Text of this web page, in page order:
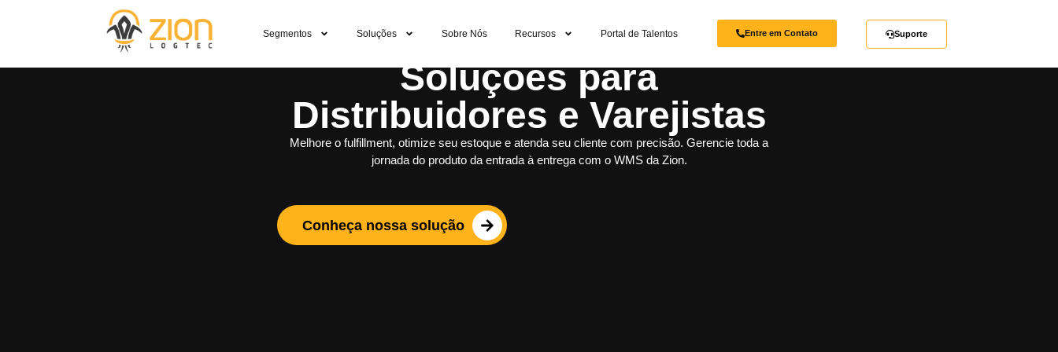
Segmentos Soluções Sobre Nós Recursos Portal de Talentos Entre em Contato Suporte
Soluções para
Distribuidores e Varejistas
Melhore o fulfillment, otimize seu estoque e atenda seu cliente com precisão. Gerencie toda a
jornada do produto da entrada à entrega com o WMS da Zion.
Conheça nossa solução